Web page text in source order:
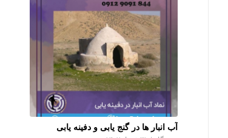
آب انبار ها در گنج یابی و دفینه یابی